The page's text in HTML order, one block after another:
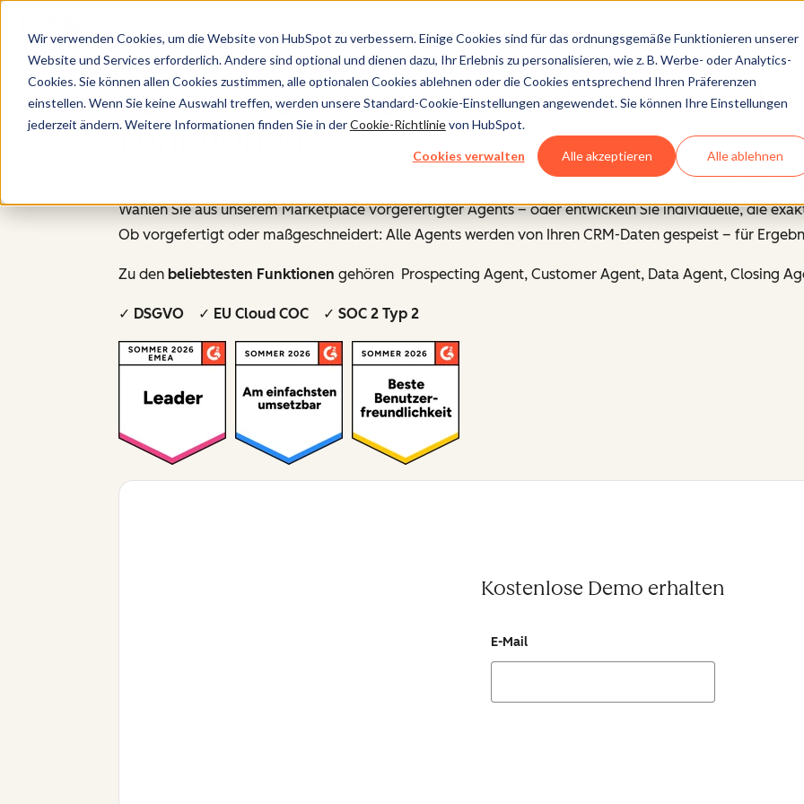
Wir verwenden Cookies, um die Website von HubSpot zu verbessern. Einige Cookies sind für das ordnungsgemäße Funktionieren unserer
Website und Services erforderlich. Andere sind optional und dienen dazu, Ihr Erlebnis zu personalisieren, wie z. B. Werbe- oder Analytics-
Cookies. Sie können allen Cookies zustimmen, alle optionalen Cookies ablehnen oder die Cookies entsprechend Ihren Präferenzen
einstellen. Wenn Sie keine Auswahl treffen, werden unsere Standard-Cookie-Einstellungen angewendet. Sie können Ihre Einstellungen
jederzeit ändern. Weitere Informationen finden Sie in derCookie-Richtlinievon HubSpot.
Cookies verwalten Alle akzeptieren Alle ablehnen
Vereinbaren Sie eine kostenlose Demo
Funktionen
Agent Hub ist Ihre zentrale Schaltzentrale, um KI-Agents über Ihre gesamte GTM-Strategie hinweg
Wählen Sie aus unserem Marketplace vorgefertigter Agents – oder entwickeln Sie individuelle, die
Ob vorgefertigt oder maßgeschneidert: Alle Agents werden von Ihren CRM-Daten gespeist – für
Zu den beliebtesten Funktionen gehören Prospecting Agent, Customer Agent, Data Agent, Closing
✓ DSGVO ✓ EU Cloud COC ✓ SOC 2 Typ 2
Kostenlose Demo erhalten
E-Mail